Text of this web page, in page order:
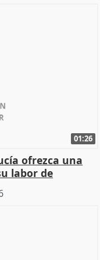
01:26
ofrezca una
labor de